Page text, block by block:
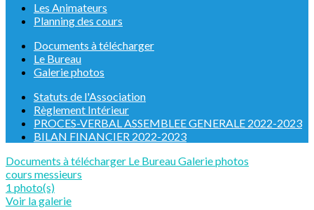
Les Animateurs
Planning des cours
Documents à télécharger
Le Bureau
Galerie photos
Statuts de l'Association
Règlement Intérieur
PROCES-VERBAL ASSEMBLEE GENERALE 2022-2023
BILAN FINANCIER 2022-2023
Documents à télécharger Le BureauGalerie photos
cours messieurs
1 photo(s)
Voir la galerie